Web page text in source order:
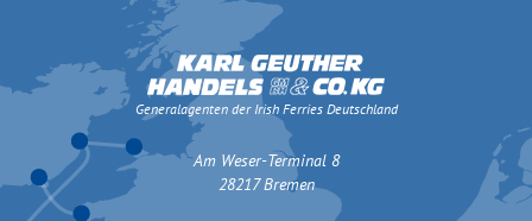
Generalagenten der Irish Ferries Deutschland
Am Weser-Terminal 8
28217 Bremen